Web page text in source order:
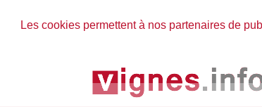
Les cookies permettent à nos partenaires de